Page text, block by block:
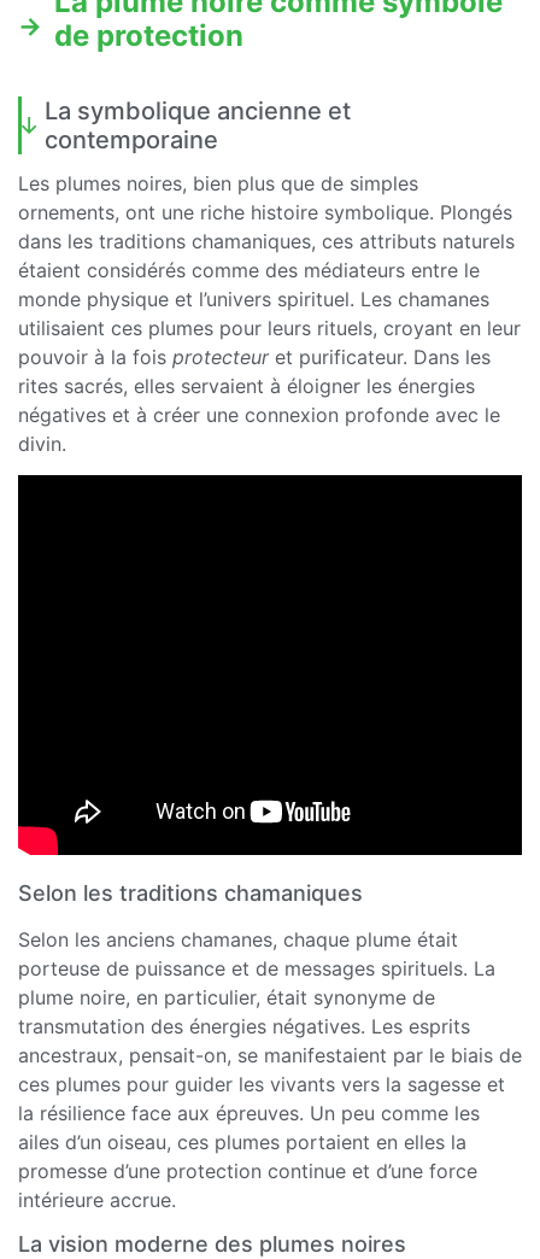
de protection
La symbolique ancienne et
contemporaine
Les plumes noires, bien plus que de simples
ornements, ont une riche histoire symbolique. Plongés
dans les traditions chamaniques, ces attributs naturels
étaient considérés comme des médiateurs entre le
monde physique et l’univers spirituel. Les chamanes
utilisaient ces plumes pour leurs rituels, croyant en leur
pouvoir à la fois protecteuret purificateur. Dans les
rites sacrés, elles servaient à éloigner les énergies
négatives et à créer une connexion profonde avec le
divin.
Selon les traditions chamaniques
Selon les anciens chamanes, chaque plume était
porteuse de puissance et de messages spirituels. La
plume noire, en particulier, était synonyme de
transmutation des énergies négatives. Les esprits
ancestraux, pensait-on, se manifestaient par le biais de
ces plumes pour guider les vivants vers la sagesse et
la résilience face aux épreuves. Un peu comme les
ailes d’un oiseau, ces plumes portaient en elles la
promesse d’une protection continue et d’une force
intérieure accrue.
La vision moderne des plumes noires